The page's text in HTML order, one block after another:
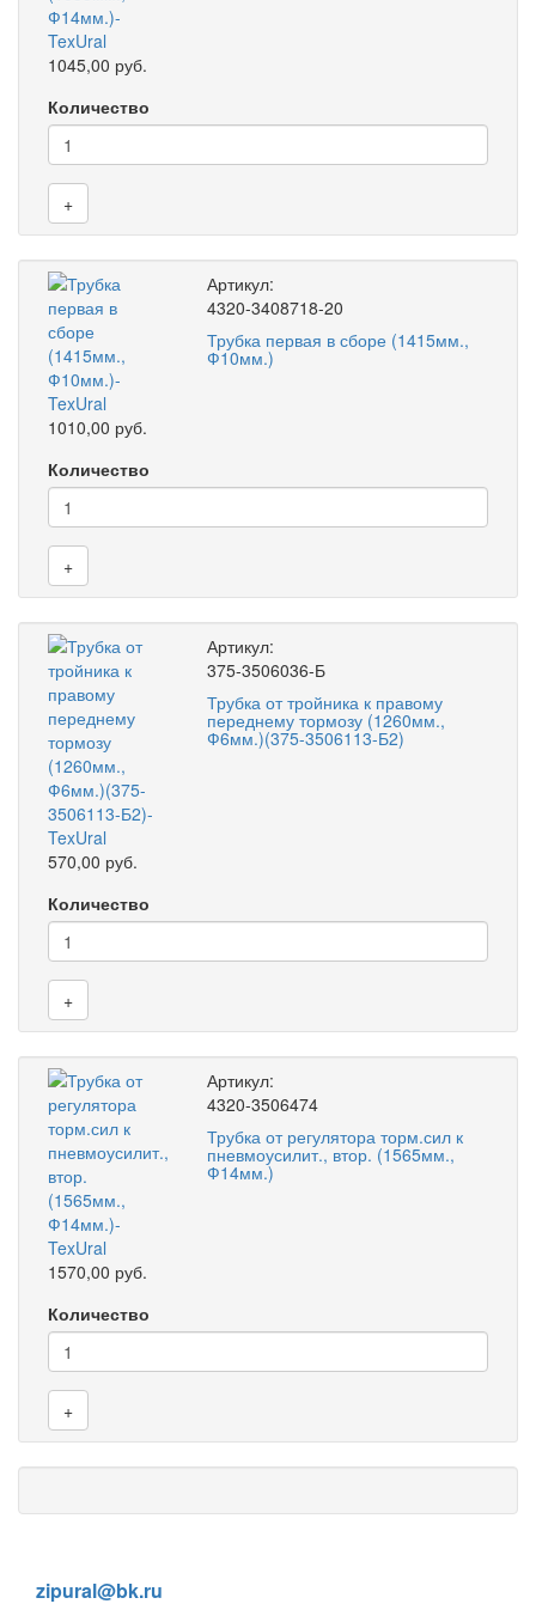
1045,00 руб.
Количество
+
Артикул:
4320-3408718-20
Трубка первая в сборе (1415мм.,
Ф10мм.)
1010,00 руб.
Количество
+
Артикул:
375-3506036-Б
Трубка от тройника к правому
переднему тормозу (1260мм.,
Ф6мм.)(375-3506113-Б2)
570,00 руб.
Количество
+
Артикул:
4320-3506474
Трубка от регулятора торм.сил к
пневмоусилит., втор. (1565мм.,
Ф14мм.)
1570,00 руб.
Количество
+
zipural@bk.ru